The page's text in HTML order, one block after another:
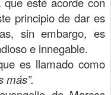
principio de dar es
sin embargo, es
e innegable.
es llamado como
más”.